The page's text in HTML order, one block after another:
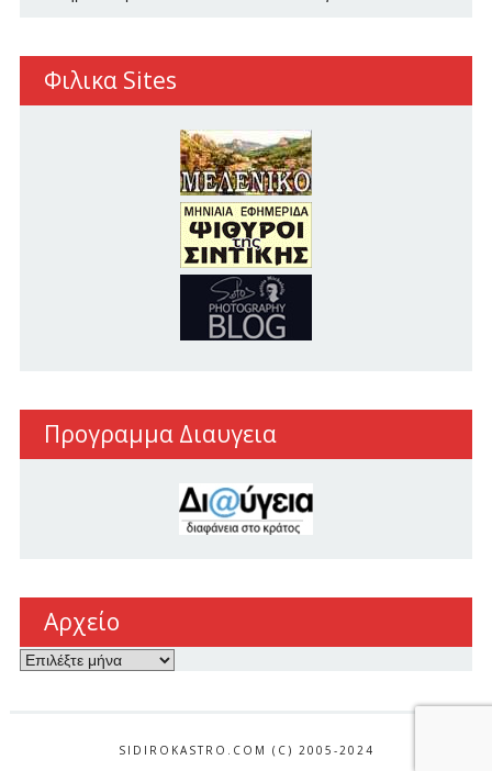
Φιλικα Sites
Προγραμμα Διαυγεια
Αρχείο
Αρχείο
SIDIROKASTRO.COM (C) 2005-2024